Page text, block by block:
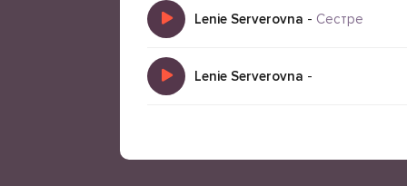
Lenie Serverovna - Сестре
Lenie Serverovna -